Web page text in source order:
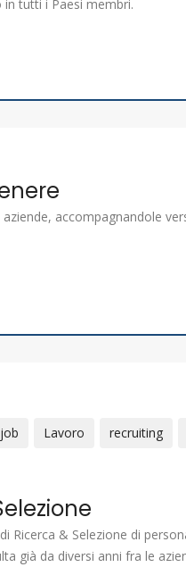
tutti i Paesi membri.
accompagnandole
job Lavoro recruiting
Ricerca & Selezione di
già da diversi anni fra le